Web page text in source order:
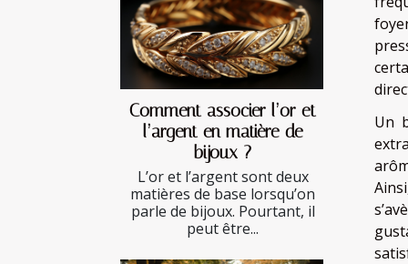
Comment associer l’or et
l’argent en matière de
bijoux ?
L’or et l’argent sont deux
matières de base lorsqu’on
parle de bijoux. Pourtant, il
peut être...
Un